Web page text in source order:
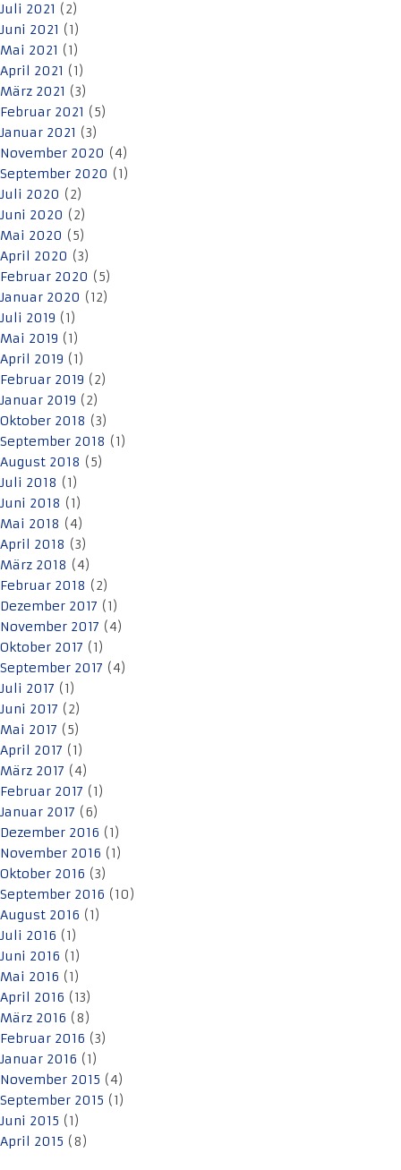
Juli 2021 (2)
Juni 2021 (1)
Mai 2021 (1)
April 2021 (1)
März 2021 (3)
Februar 2021 (5)
Januar 2021 (3)
November 2020 (4)
September 2020 (1)
Juli 2020 (2)
Juni 2020 (2)
Mai 2020 (5)
April 2020 (3)
Februar 2020 (5)
Januar 2020 (12)
Juli 2019 (1)
Mai 2019 (1)
April 2019 (1)
Februar 2019 (2)
Januar 2019 (2)
Oktober 2018 (3)
September 2018 (1)
August 2018 (5)
Juli 2018 (1)
Juni 2018 (1)
Mai 2018 (4)
April 2018 (3)
März 2018 (4)
Februar 2018 (2)
Dezember 2017 (1)
November 2017 (4)
Oktober 2017 (1)
September 2017 (4)
Juli 2017 (1)
Juni 2017 (2)
Mai 2017 (5)
April 2017 (1)
März 2017 (4)
Februar 2017 (1)
Januar 2017 (6)
Dezember 2016 (1)
November 2016 (1)
Oktober 2016 (3)
September 2016 (10)
August 2016 (1)
Juli 2016 (1)
Juni 2016 (1)
Mai 2016 (1)
April 2016 (13)
März 2016 (8)
Februar 2016 (3)
Januar 2016 (1)
November 2015 (4)
September 2015 (1)
Juni 2015 (1)
April 2015 (8)